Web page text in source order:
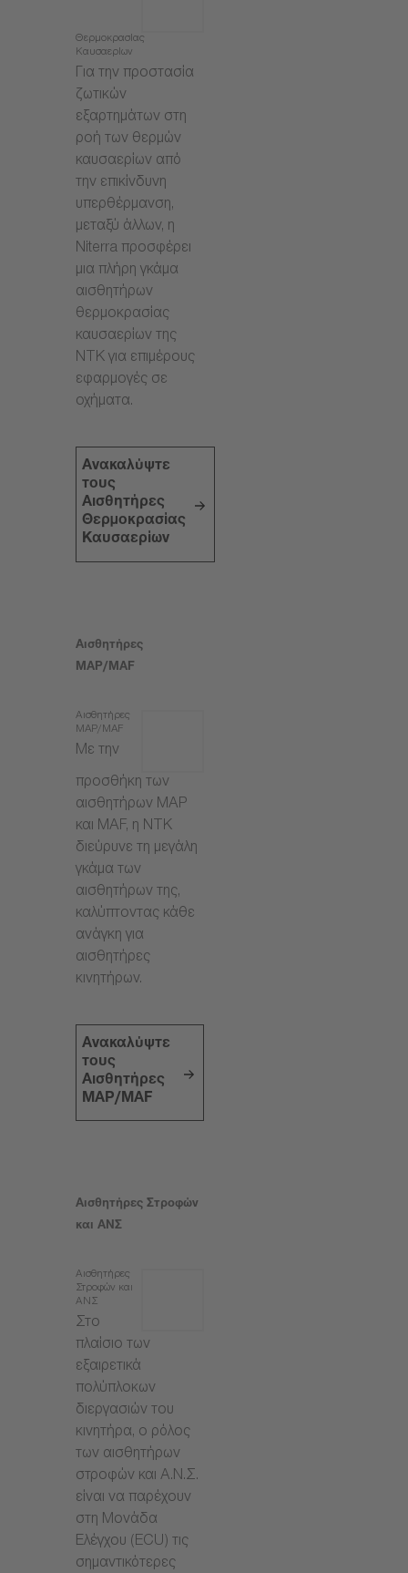
Θερμοκρασίας
Καυσαερίων
Για την προστασία
ζωτικών
εξαρτημάτων στη
ροή των θερμών
καυσαερίων από
την επικίνδυνη
υπερθέρμανση,
μεταξύ άλλων, η
Niterra προσφέρει
μια πλήρη γκάμα
αισθητήρων
θερμοκρασίας
καυσαερίων της
NTK για επιμέρους
εφαρμογές σε
οχήματα.
Ανακαλύψτε
τους
Αισθητήρες
Θερμοκρασίας
Καυσαερίων
Αισθητήρες
MAP/MAF
Αισθητήρες
MAP/MAF
Με την
προσθήκη των
αισθητήρων MAP
και MAF, η NTK
διεύρυνε τη μεγάλη
γκάμα των
αισθητήρων της,
καλύπτοντας κάθε
ανάγκη για
αισθητήρες
κινητήρων.
Ανακαλύψτε
τους
Αισθητήρες
MAP/MAF
Αισθητήρες Στροφών
και ΑΝΣ
Αισθητήρες
Στροφών και
ΑΝΣ
Στο
πλαίσιο των
εξαιρετικά
πολύπλοκων
διεργασιών του
κινητήρα, ο ρόλος
των αισθητήρων
στροφών και Α.Ν.Σ.
είναι να παρέχουν
στη Μονάδα
Ελέγχου (ECU) τις
σημαντικότερες